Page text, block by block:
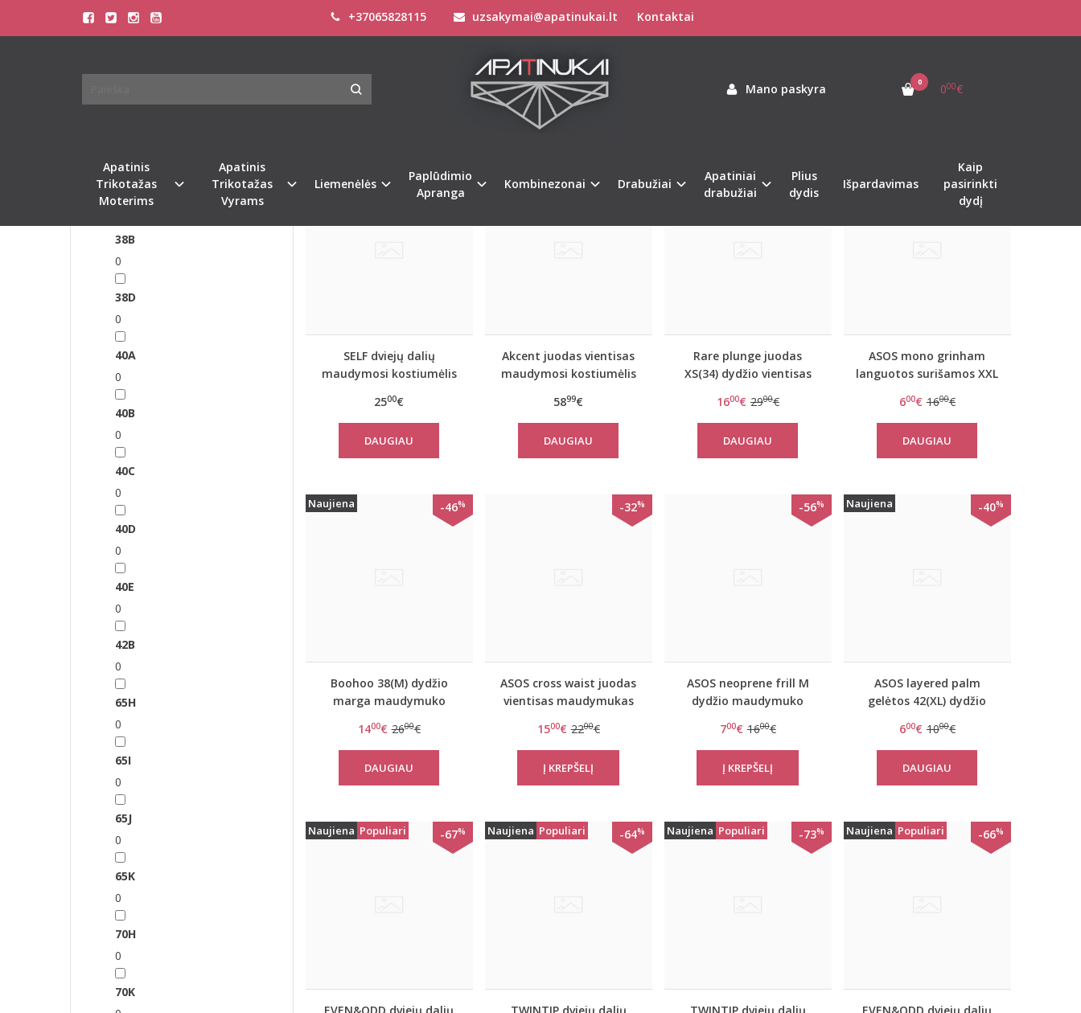
+37065828115 uzsakymai@apatinukai.lt Kontaktai
Mano paskyra 0 000€
Apatinis
Trikotažas
Moterims
Apatinis
Trikotažas
Vyrams
Liemenėlės
Paplūdimio
Apranga
Kombinezonai Drabužiai
Apatiniai
drabužiai
Plius
dydis
Išpardavimas
Kaip
pasirinkti
dydį
MAUDYMOSI KOSTIUMĖLIAI / MAUDYMUKAI
Maudymosi Kostiumėliai / Maudymukai
SELF dviejų dalių
maudymosi kostiumėlis
2500€
DAUGIAU
Naujiena
Akcent juodas vientisas
maudymosi kostiumėlis
5899€
DAUGIAU
-45%
Rare plunge juodas
XS(34) dydžio vientisas
1600€ 2900€
DAUGIAU
-63
ASOS mono grinham
languotos surišamos XXL
600€ 1600€
DAUGIAU
Naujiena -46%
Boohoo 38(M) dydžio
marga maudymuko
Leopard
1400€ 2600€
DAUGIAU
-32%
ASOS cross waist juodas
vientisas maudymukas
1500€ 2200€
-56%
ASOS neoprene frill M
dydžio maudymuko
700€ 1600€
Naujiena -40%
ASOS layered palm
gelėtos 42(XL) dydžio
600€ 1000€
DAUGIAU
Naujiena Populiari -67% Naujiena Populiari -64% Naujiena Populiari -73% Naujiena Populiari -66%
36C
0
38B
0
38D
0
40A
0
40B
0
40C
0
40D
0
40E
0
42B
0
65H
0
65I
0
65J
0
65K
0
70H
0
70K